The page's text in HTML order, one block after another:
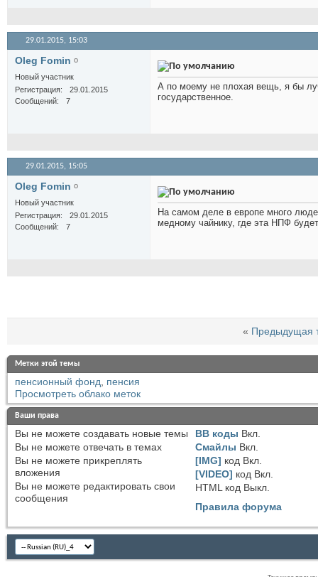
29.01.2015, 15:03
Oleg Fomin
Новый участник
Регистрация
29.01.2015
Сообщений
7
А по моему не плохая вещь, я бы
государственное.
29.01.2015, 15:05
Oleg Fomin
Новый участник
Регистрация
29.01.2015
Сообщений
7
На самом деле в европе много
медному чайнику, где эта НПФ
« Предыдущая
Метки этой темы
пенсионный фонд, пенсия
Просмотреть облако меток
Ваши права
Вы не можете создавать новые темы
Вы не можете отвечать в темах
Вы не можете прикреплять
вложения
Вы не можете редактировать свои
сообщения
BB коды Вкл.
Смайлы Вкл.
[IMG] код Вкл.
[VIDEO] код Вкл.
HTML код Выкл.
Правила форума